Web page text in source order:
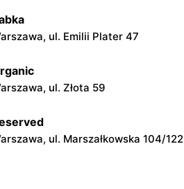
Laboo
ul. Bielawska 3
ul. Emilii Plater 47
ul. Złota 59
ul. Marszałkowska 104/122